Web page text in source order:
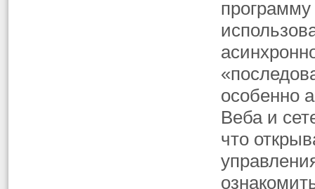
особенно
Веба и
что